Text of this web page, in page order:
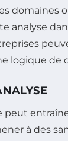
domaines
analyse
logique de
peut
à des